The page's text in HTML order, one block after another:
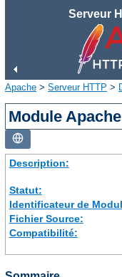
Serveur
Apache > Serveur HTTP >
Module
Description:
Statut:
Identificateur de
Fichier Source:
Compatibilité: